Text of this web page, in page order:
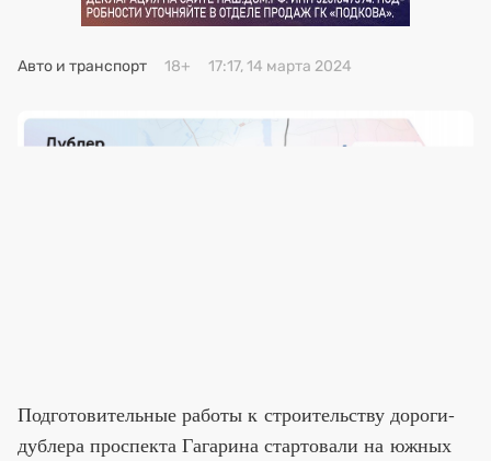
Авто и транспорт 18+ 17:17, 14 марта 2024
Подготовительные работы к строительству дороги-
дублера проспекта Гагарина стартовали на южных